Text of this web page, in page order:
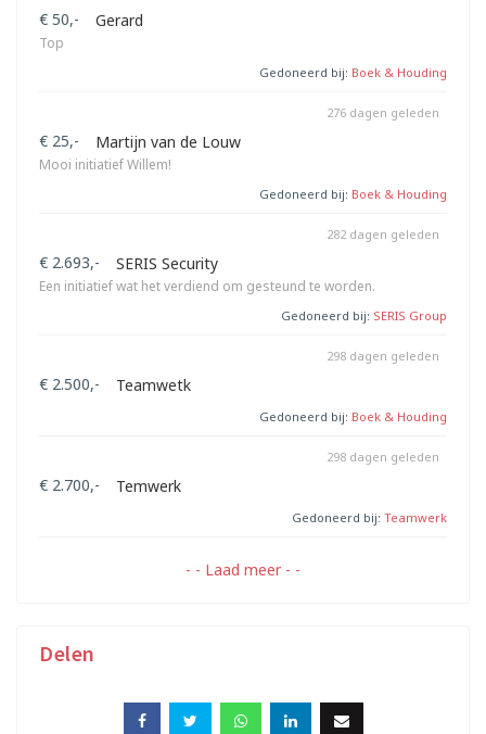
€ 50,- Gerard
Top
Gedoneerd bij: Boek & Houding
€ 25,- Martijn van de Louw
Mooi initiatief Willem!
276 dagen geleden
Gedoneerd bij: Boek & Houding
€ 2.693,- SERIS Security
Een initiatief wat het verdiend om gesteund te worden.
282 dagen geleden
Gedoneerd bij: SERIS Group
€ 2.500,- Teamwetk
298 dagen geleden
Gedoneerd bij: Boek & Houding
€ 2.700,- Temwerk
298 dagen geleden
Gedoneerd bij: Teamwerk
- - Laad meer - -
Delen